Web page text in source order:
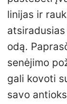
linijas ir
odą.
senėjimo
gali kovoti
savo